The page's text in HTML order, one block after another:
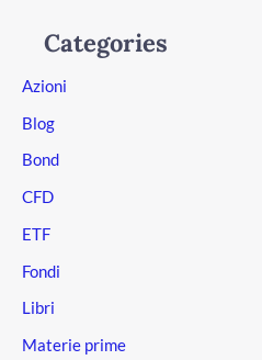
Categories
Azioni
Blog
Bond
CFD
ETF
Fondi
Libri
Materie prime